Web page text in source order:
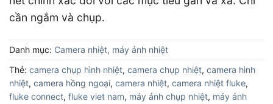
cần ngắm và chụp.
Danh mục: Camera nhiệt, máy ảnh nhiệt
Thẻ: camera chụp hình nhiệt, camera chụp nhiệt, camera hình
nhiệt, camera hồng ngoại, camera nhiệt, camera nhiệt fluke,
fluke connect, fluke viet nam, máy ảnh chụp nhiệt, máy ảnh